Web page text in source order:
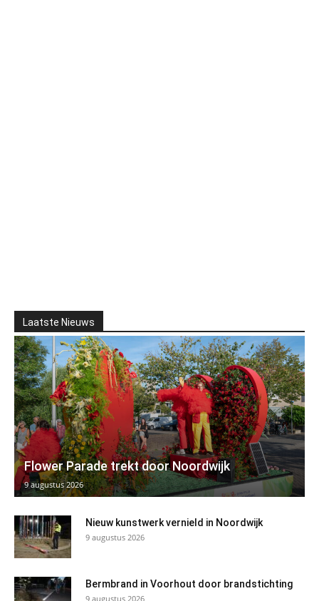
Laatste Nieuws
Flower Parade trekt door Noordwijk
9 augustus 2026
Nieuw kunstwerk vernield in Noordwijk
9 augustus 2026
Bermbrand in Voorhout door brandstichting
9 augustus 2026